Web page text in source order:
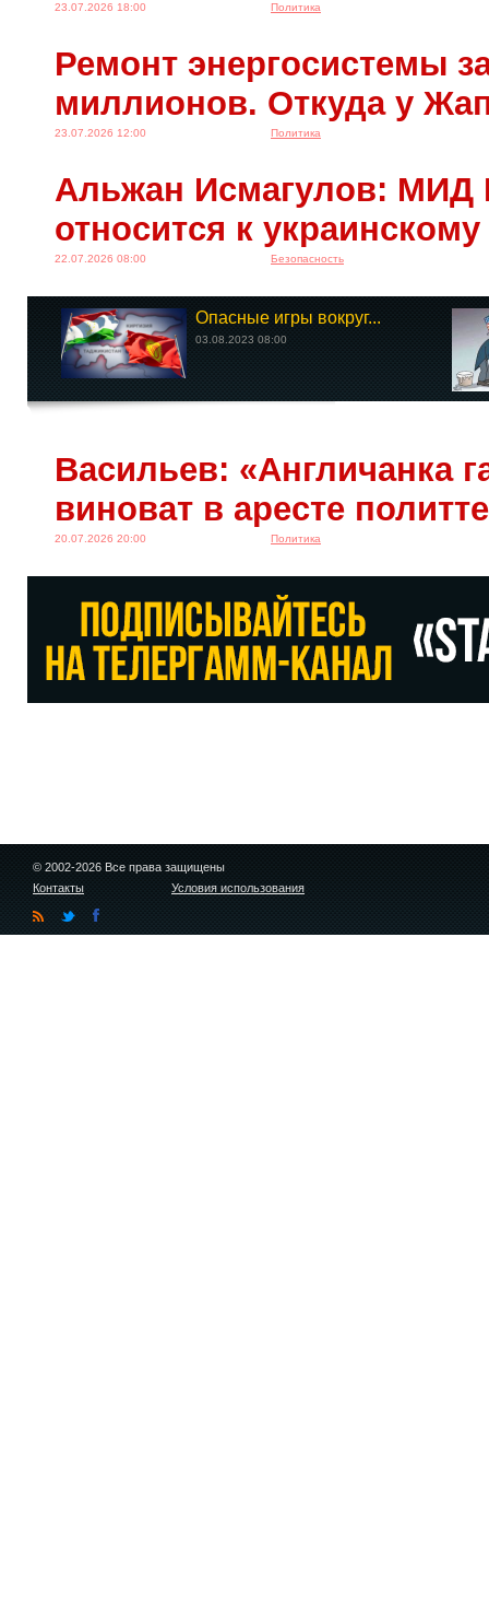
23.07.2026 18:00 Политика
Ремонт энергосистемы
миллионов. Откуда у
23.07.2026 12:00 Политика
Альжан Исмагулов: МИД
относится к
22.07.2026 08:00 Безопасность
Опасные игры вокруг...
03.08.2023 08:00
Васильев: «Англичанка
виноват в аресте
20.07.2026 20:00 Политика
© 2002-2026 Все права защищены
Контакты
Условия использования